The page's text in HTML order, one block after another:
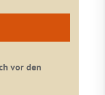
vor den